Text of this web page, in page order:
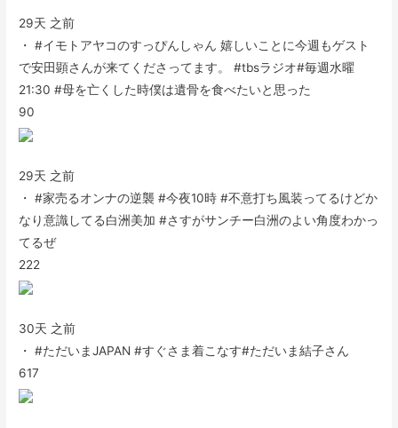
29天 之前
・ #イモトアヤコのすっぴんしゃん 嬉しいことに今週もゲスト
で安田顕さんが来てくださってます。 #tbsラジオ#毎週水曜
21:30 #母を亡くした時僕は遺骨を食べたいと思った
90
29天 之前
・ #家売るオンナの逆襲 #今夜10時 #不意打ち風装ってるけどか
なり意識してる白洲美加 #さすがサンチー白洲のよい角度わかっ
てるぜ
222
30天 之前
・ #ただいまJAPAN #すぐさま着こなす#ただいま結子さん
617